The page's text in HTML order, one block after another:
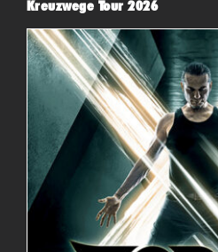
Kreuzwege Tour 2026